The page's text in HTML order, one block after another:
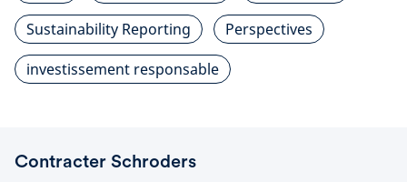
Sustainability Reporting
Perspectives
investissement responsable
Contracter Schroders